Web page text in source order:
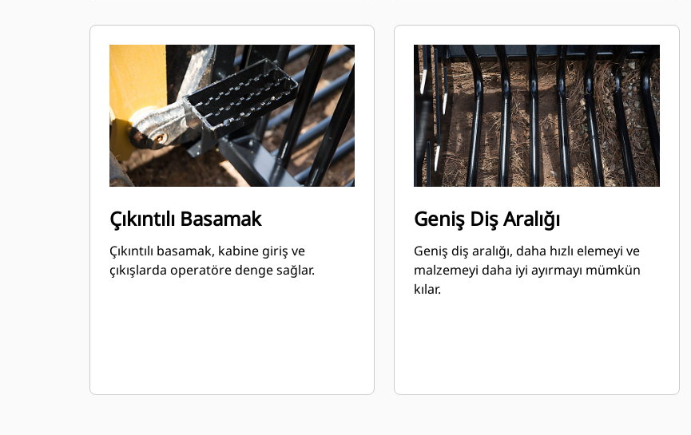
Çıkıntılı Basamak
Çıkıntılı basamak, kabine giriş ve
çıkışlarda operatöre denge sağlar.
Geniş Diş Aralığı
Geniş diş aralığı, daha hızlı elemeyi ve
malzemeyi daha iyi ayırmayı mümkün
kılar.